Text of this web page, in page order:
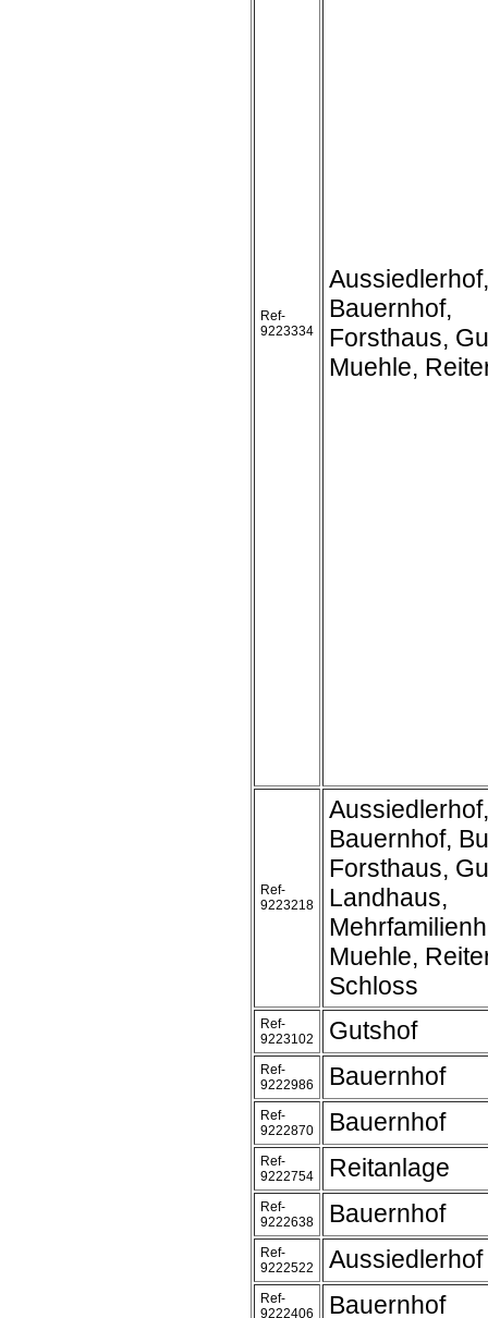
Ref-
9223334
Aussiedlerhof,
Bauernhof,
Forsthaus,
Muehle,
Ref-
9223218
Aussiedlerhof,
Bauernhof,
Forsthaus,
Landhaus,
Muehle,
Schloss
Ref-
9223102
Gutshof
Ref-
9222986
Bauernhof
Ref-
9222870
Bauernhof
Ref-
9222754
Reitanlage
Ref-
9222638
Bauernhof
Ref-
9222522
Aussiedlerhof
Ref-
9222406
Bauernhof